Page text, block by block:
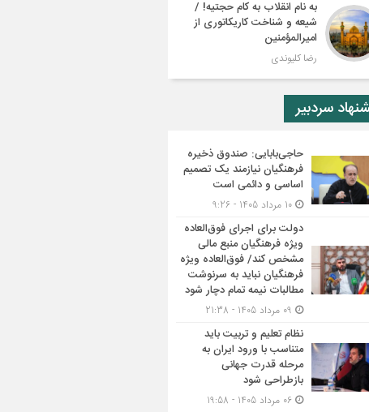
به نام انقلاب به کام حجتیه! /
شیعه و شناخت کاریکاتوری از
امیرالمؤمنین
رضا کلیوندی
سردبیر
حاجی‌بابایی: صندوق ذخیره
فرهنگیان نیازمند یک تصمیم
اساسی و دائمی است
دولت برای اجرای فوق‌العاده
ویژه فرهنگیان منبع مالی
مشخص کند/ فوق‌العاده ویژه
فرهنگیان نباید به سرنوشت
مطالبات نیمه‌ تمام دچار شود
نظام تعلیم و تربیت باید
متناسب با ورود ایران به
مرحله قدرت جهانی
بازطراحی شود